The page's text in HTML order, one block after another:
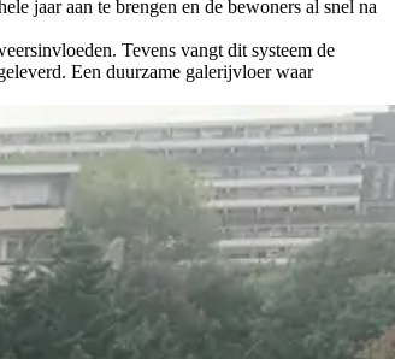
jaar aan te brengen en de bewoners al snel na
Tevens vangt dit systeem de
Een duurzame galerijvloer waar